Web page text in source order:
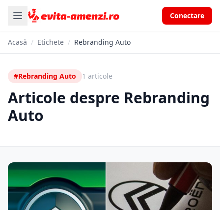
Conectare
Acasă / Etichete / Rebranding Auto
#Rebranding Auto 1 articole
Articole despre Rebranding
Auto